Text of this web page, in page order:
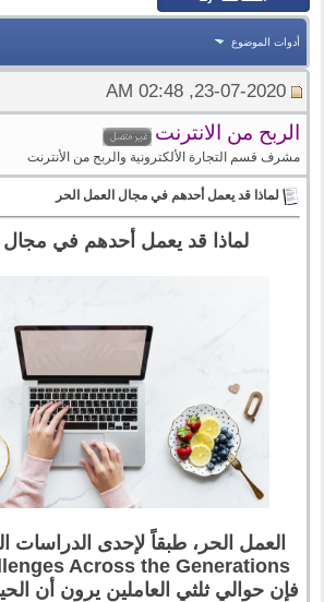
أدوات الموضوع
23-07-2020, 02:48 AM
الربح من الانترنت
مشرف قسم التجارة الألكترونية والربح من الأنترنت
لماذا قد يعمل أحدهم في مجال العمل الحر
لماذا قد يعمل أحدهم في مجال
العمل الحر، طبقاً لإحدى
Across the Generations
فإن حوالي ثلثي العاملين يرون أن